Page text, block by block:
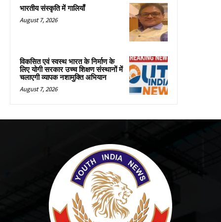
भारतीय संस्कृति में गालियाँ
August 7, 2026
विकसित एवं स्वस्थ भारत के निर्माण के
लिए योगी सरकार उच्च शिक्षण संस्थानों में
चलाएगी व्यापक नशामुक्ति अभियान
August 7, 2026